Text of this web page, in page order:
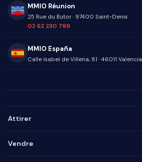
MMIO Réunion
25 Rue du Butor· 97400 Saint-Denis
02 62 230 799
MMIO España
Calle Isabel de Villena, 81 · 46011 Valencia
Attirer
Marketing de contenu
Vendre